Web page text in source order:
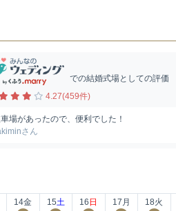
での結婚式場としての評価
4.27(459件)
場があったので、便利でした！
さん
14金 15土 16 日 17 月 18火